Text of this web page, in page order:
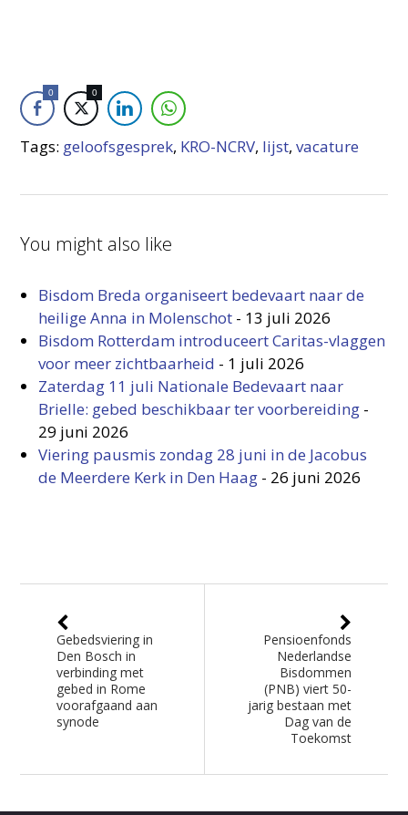
0 0
Tags: geloofsgesprek, KRO-NCRV, lijst,vacature
You might also like
Bisdom Breda organiseert bedevaart naar de
heilige Anna in Molenschot - 13 juli 2026
Bisdom Rotterdam introduceert Caritas-vlaggen
voor meer zichtbaarheid - 1 juli 2026
Zaterdag 11 juli Nationale Bedevaart naar
Brielle: gebed beschikbaar ter voorbereiding -
29 juni 2026
Viering pausmis zondag 28 juni in de Jacobus
de Meerdere Kerk in Den Haag - 26 juni 2026
Gebedsviering in
Den Bosch in
verbinding met
gebed in Rome
voorafgaand aan
synode
Pensioenfonds
Nederlandse
Bisdommen
(PNB) viert 50-
jarig bestaan met
Dag van de
Toekomst